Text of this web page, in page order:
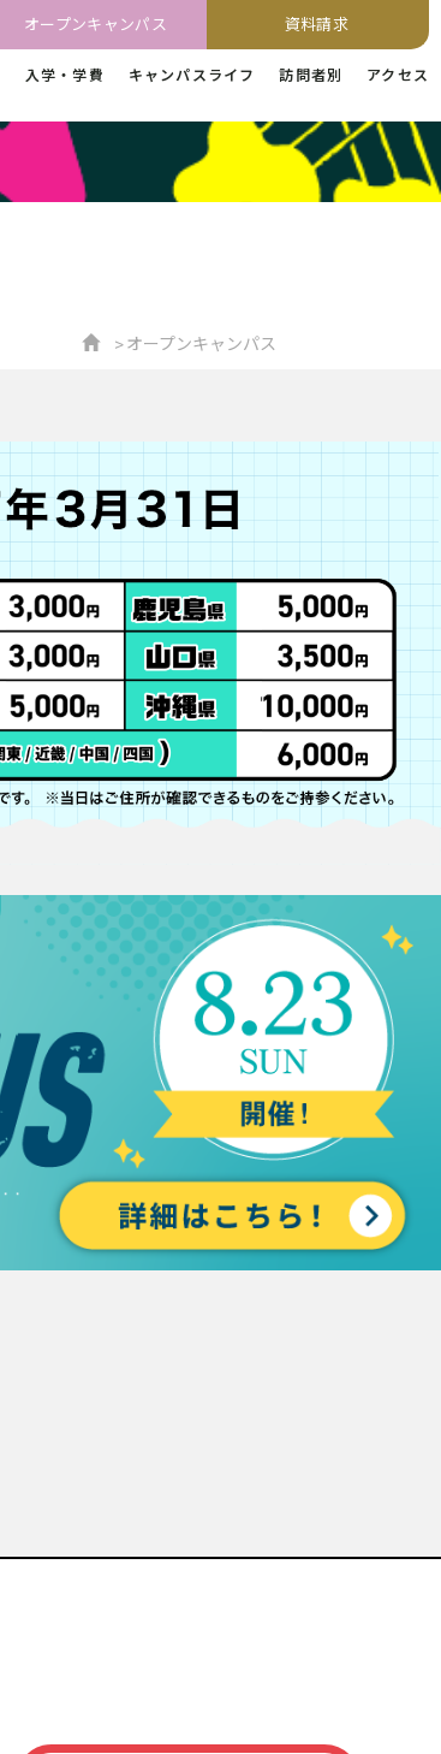
オープンキャンパス 資料請求
入学・学費 キャンパスライフ 訪問者別 アクセス
オープンキャンパス